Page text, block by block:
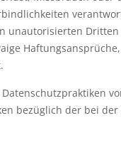
unautorisierten
bezüglich der bei